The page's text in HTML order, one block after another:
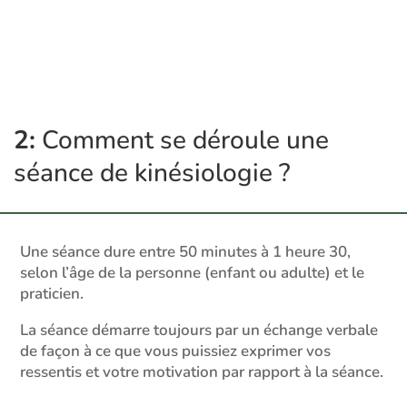
2: Comment se déroule une
séance de kinésiologie ?
Une séance dure entre 50 minutes à 1 heure 30,
selon l’âge de la personne (enfant ou adulte) et le
praticien.
La séance démarre toujours par un échange verbale
de façon à ce que vous puissiez exprimer vos
ressentis et votre motivation par rapport à la séance.